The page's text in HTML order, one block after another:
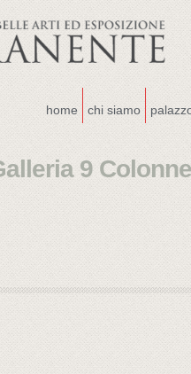
home chi siamo
9 Colonne